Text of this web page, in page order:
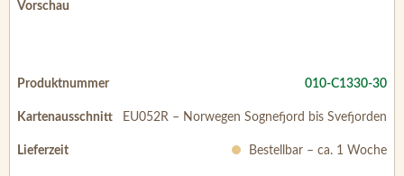
010-C1330-30
EU052R – Norwegen Sognefjord bis Svefjorden
Bestellbar – ca. 1 Woche